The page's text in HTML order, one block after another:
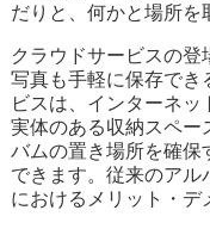
だりと、何かと場所を
クラウドサービスの
写真も手軽に保存でき
ビスは、インターネッ
実体のある収納スペー
バムの置き場所を確保
できます。従来のアル
におけるメリット・デ